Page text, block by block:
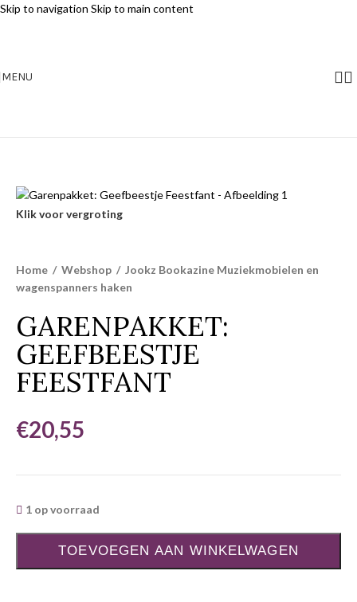
Skip to navigation Skip to main content
MENU
Klik voor vergroting
Home / Webshop / Jookz Bookazine Muziekmobielen en
wagenspanners haken
GARENPAKKET:
GEEFBEESTJE
FEESTFANT
€20,55
1 op voorraad
TOEVOEGEN AAN WINKELWAGEN